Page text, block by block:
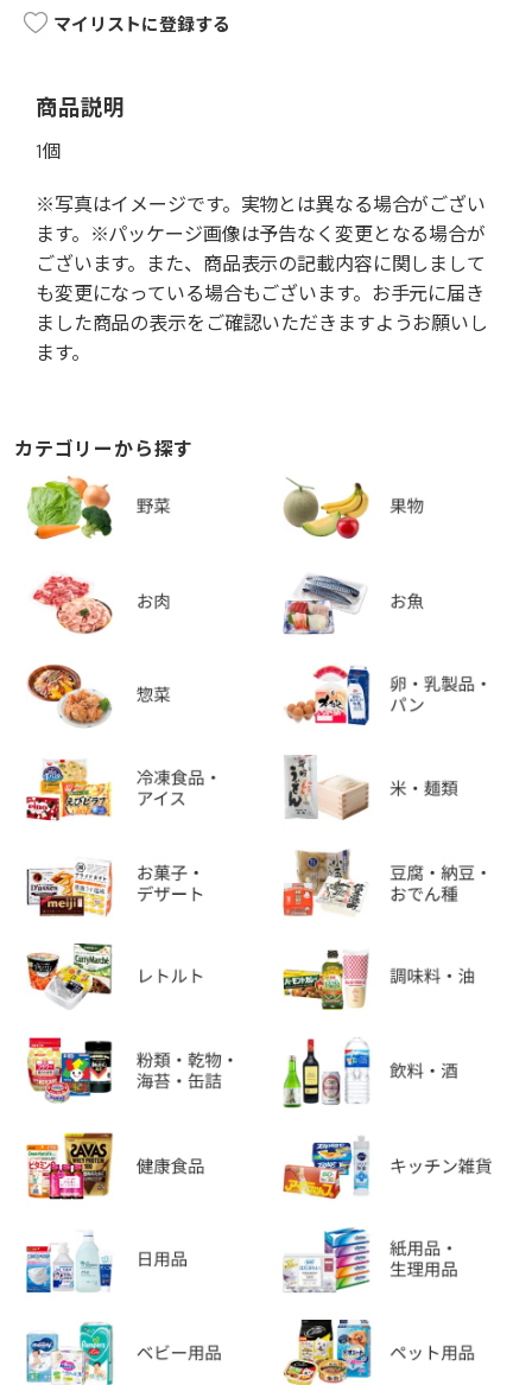
マイリストに登録する
商品説明
1個
※写真はイメージです。実物とは異なる場合がござい
ます。※パッケージ画像は予告なく変更となる場合が
ございます。また、商品表示の記載内容に関しまして
も変更になっている場合もございます。お手元に届き
ました商品の表示をご確認いただきますようお願いし
ます。
カテゴリーから探す